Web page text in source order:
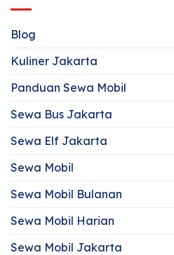
Blog
Kuliner Jakarta
Panduan Sewa Mobil
Sewa Bus Jakarta
Sewa Elf Jakarta
Sewa Mobil
Sewa Mobil Bulanan
Sewa Mobil Harian
Sewa Mobil Jakarta